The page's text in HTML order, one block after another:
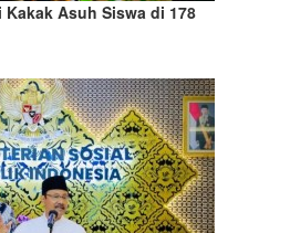
Asuh Siswa di 178